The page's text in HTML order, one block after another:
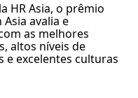
HR Asia, o prêmio
avalia e
as melhores
altos níveis de
excelentes culturas